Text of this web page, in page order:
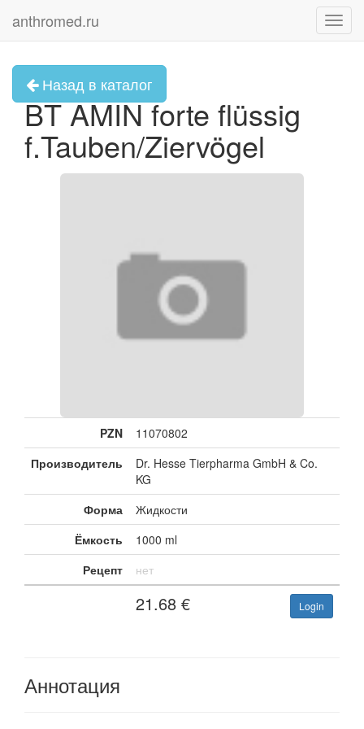
anthromed.ru
Назад в каталог
BT AMIN forte flüssig
f.Tauben/Ziervögel
PZN
11070802
Производитель
Dr. Hesse Tierpharma GmbH & Co.
KG
Форма
Жидкости
Ёмкость
1000 ml
Рецепт
нет
21.68 € Login
Аннотация